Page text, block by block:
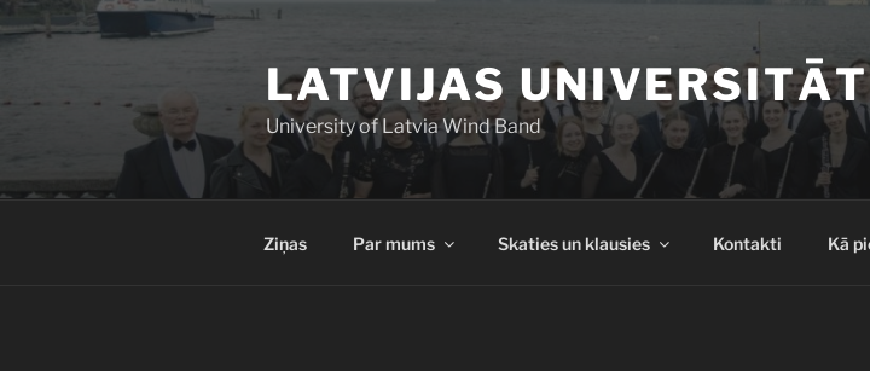
Doties
uz
LATVIJAS
University of Latvia Wind Band
Ziņas Par mums Skaties un klausies Kontakti Kā